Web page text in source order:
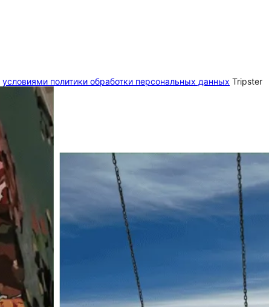
условиями политики обработки персональных данных Tripster